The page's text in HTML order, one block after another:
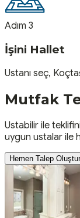
Adım 3
İşini Hallet
Ustanı seç,
Mutfak
Ustabilir ile
uygun ustalar ile
Hemen Talep Oluştur